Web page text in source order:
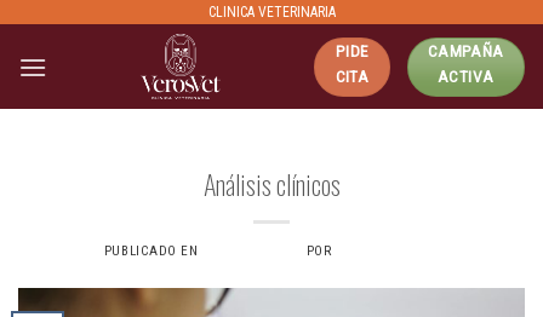
content
CLINICA VETERINARIA
PIDE
CITA
CAMPAÑA
ACTIVA
Análisis clínicos
PUBLICADO EN POR